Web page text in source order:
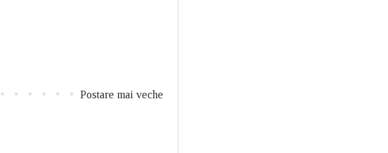
Postare mai veche